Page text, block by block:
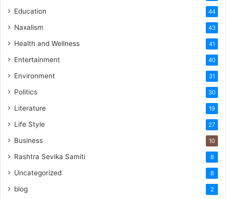
Education 44
Naxalism 43
Health and Wellness 41
Entertainment 40
Environment 31
Politics 30
Literature 19
Life Style 27
Business 10
Rashtra Sevika Samiti 8
Uncategorized 8
blog 2